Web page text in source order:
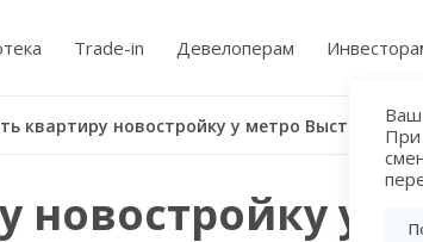
Trade-in Девелоперам
Ваш
ПриКупить квартиру
новостройку у